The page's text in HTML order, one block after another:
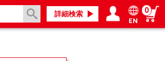
詳細検索
EN
0